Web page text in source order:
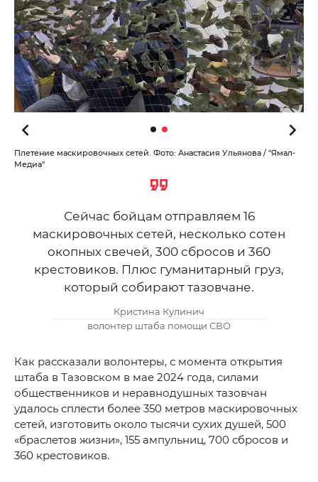
Плетение маскировочных сетей. Фото: Анастасия Ульянова / "Ямал-
Медиа"
Сейчас бойцам отправляем 16
маскировочных сетей, несколько сотен
окопных свечей, 300 сбросов и 360
крестовиков. Плюс гуманитарный груз,
который собирают тазовчане.
Кристина Кулинич
волонтер штаба помощи СВО
Как рассказали волонтеры, с момента открытия
штаба в Тазовском в мае 2024 года, силами
общественников и неравнодушных тазовчан
удалось сплести более 350 метров маскировочных
сетей, изготовить около тысячи сухих душей, 500
«браслетов жизни», 155 ампульниц, 700 сбросов и
360 крестовиков.